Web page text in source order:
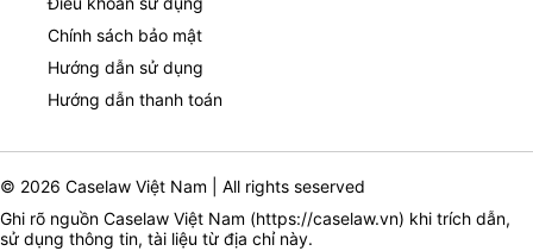
Chính sách bảo mật
Hướng dẫn sử dụng
Hướng dẫn thanh toán
© 2026 Caselaw Việt Nam | All rights seserved
Ghi rõ nguồn Caselaw Việt Nam (https://caselaw.vn) khi trích dẫn,
sử dụng thông tin, tài liệu từ địa chỉ này.